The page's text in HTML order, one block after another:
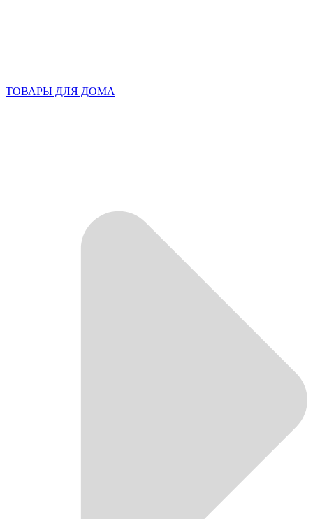
ТОВАРЫ ДЛЯ ДОМА